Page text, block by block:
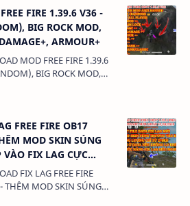
FIRE 1.39.6 V36 -
BIG ROCK MOD,
ARMOUR+
BIG ROCK MOD,
ARMOUR+ DUNG
FREE FIRE OB17
MOD SKIN SÚNG
FIX LAG CỰC
THÊM MOD SKIN SÚNG
FIX LAG CỰC MƯỢT